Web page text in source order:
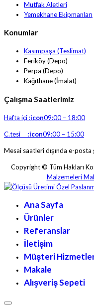
Mutfak Aletleri
Yemekhane Ekipmanları
Konumlar
Kasımpaşa (Teslimat)
Feriköy (Depo)
Perpa (Depo)
Kağıthane (İmalat)
Çalışma Saatlerimiz
Hafta içi :icon09:00 – 18:00
C.tesi :icon09:00 – 15:00
Mesai saatleri dışında e-
Copyright © Tüm Hakları
Malzemeleri
Ana Sayfa
Ürünler
Referanslar
İletişim
Müşteri
Makale
Alışveriş Sepeti